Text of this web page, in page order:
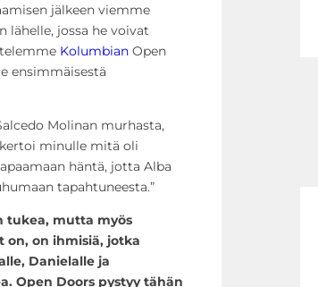
jälkeen viemme
lähelle, jossa he voivat
KolumbianOpen
ensimmäisestä
Molinan murhasta,
minulle mitä oli
häntä, jotta Alba
tapahtuneesta.”
tukea, mutta myös
on, on ihmisiä, jotka
Danielalle ja
Open Doors pystyy tähän